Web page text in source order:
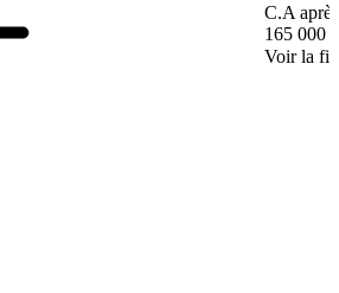
C.A
165 000 €
Voir la